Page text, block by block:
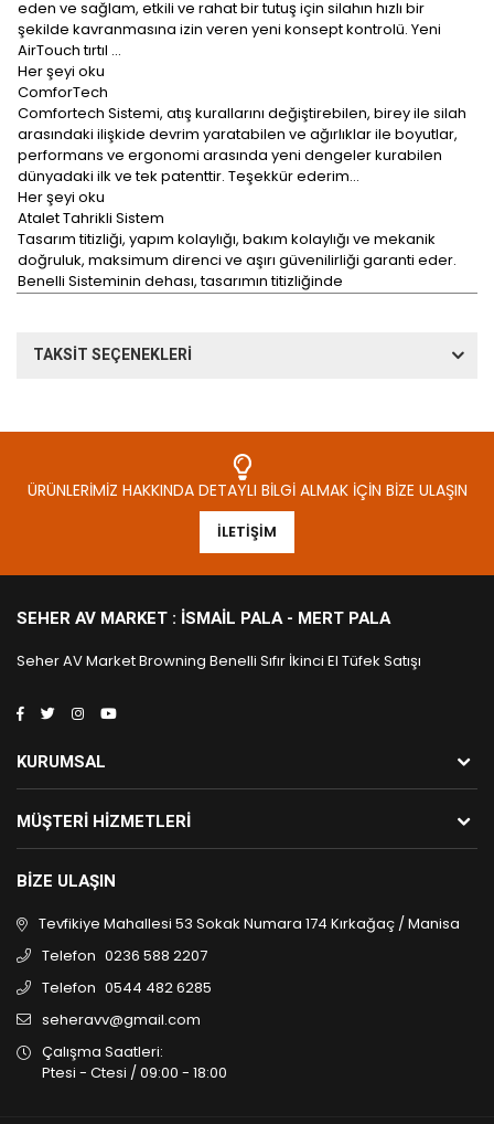
eden ve sağlam, etkili ve rahat bir tutuş için silahın hızlı bir
şekilde kavranmasına izin veren yeni konsept kontrolü. Yeni
AirTouch tırtıl ...
Her şeyi oku
ComforTech
Comfortech Sistemi, atış kurallarını değiştirebilen, birey ile silah
arasındaki ilişkide devrim yaratabilen ve ağırlıklar ile boyutlar,
performans ve ergonomi arasında yeni dengeler kurabilen
dünyadaki ilk ve tek patenttir. Teşekkür ederim...
Her şeyi oku
Atalet Tahrikli Sistem
Tasarım titizliği, yapım kolaylığı, bakım kolaylığı ve mekanik
doğruluk, maksimum direnci ve aşırı güvenilirliği garanti eder.
Benelli Sisteminin dehası, tasarımın titizliğinde
TAKSİT SEÇENEKLERİ
ÜRÜNLERIMIZ HAKKINDA DETAYLI BILGI ALMAK İÇIN BIZE ULAŞIN
İLETIŞIM
SEHER AV MARKET : İSMAIL PALA - MERT PALA
Seher AV Market Browning Benelli Sıfır İkinci El Tüfek Satışı
KURUMSAL
MÜŞTERI HIZMETLERI
BIZE ULAŞIN
Tevfikiye Mahallesi 53 Sokak Numara 174 Kırkağaç / Manisa
Telefon 0236 588 2207
Telefon 0544 482 6285
seheravv@gmail.com
Çalışma Saatleri:
Ptesi - Ctesi / 09:00 - 18:00